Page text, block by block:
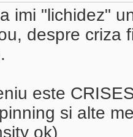
imi "lichidez"
despre criza
este
si alte
ok)